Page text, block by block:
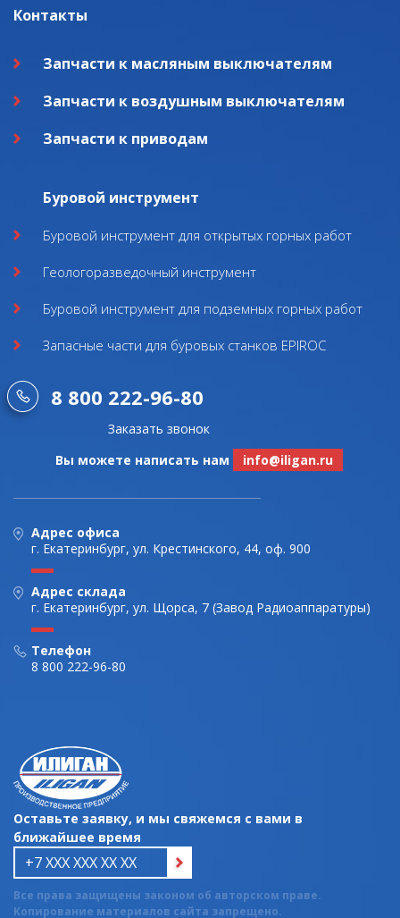
Контакты
Запчасти к масляным выключателям
Запчасти к воздушным выключателям
Запчасти к приводам
Буровой инструмент
Буровой инструмент для открытых горных работ
Геологоразведочный инструмент
Буровой инструмент для подземных горных работ
Запасные части для буровых станков EPIROC
8 800 222-96-80
Заказать звонок
Вы можете написать нам
info@iligan.ru
Адрес офиса
г. Екатеринбург, ул. Крестинского, 44, оф. 900
Адрес склада
г. Екатеринбург, ул. Щорса, 7 (Завод Радиоаппаратуры)
Телефон
8 800 222-96-80
Оставьте заявку, и мы свяжемся с вами в
ближайшее время
Все права защищены законом об авторском праве.
Копирование материалов сайта запрещено.